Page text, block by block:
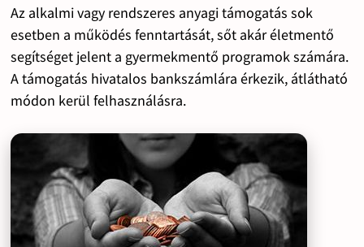
Az alkalmi vagy rendszeres anyagi támogatás sok
esetben a működés fenntartását, sőt akár életmentő
segítséget jelent a gyermekmentő programok számára.
A támogatás hivatalos bankszámlára érkezik, átlátható
módon kerül felhasználásra.